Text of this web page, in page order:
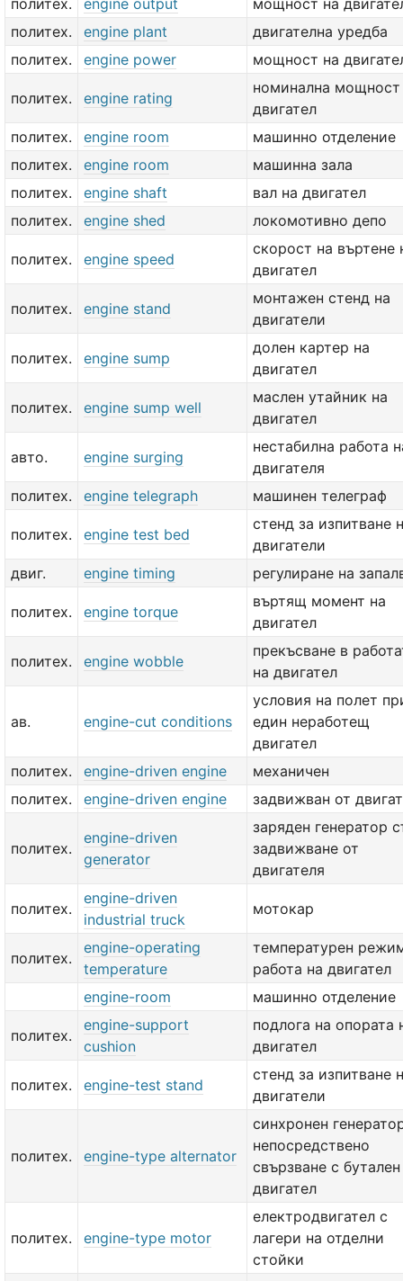
политех.
engine output
мощност на
политех.
engine plant
двигателна уредба
политех.
engine power мощност на
политех. engine rating
номинална мощност
двигател
политех.
engine room
машинно отделение
политех.
engine room
машинна зала
политех.
engine shaft
вал на двигател
политех.
engine shed локомотивно депо
политех. engine speed
скорост на въртене
двигател
политех. engine stand
монтажен стенд на
двигатели
политех. engine sump
долен картер на
двигател
политех. engine sump well
маслен утайник на
двигател
авто. engine surging
нестабилна работа
двигателя
политех.
engine telegraph машинен телеграф
политех. engine test bed
стенд за изпитване
двигатели
двиг.
engine timing регулиране на
политех. engine torque
въртящ момент на
двигател
политех. engine wobble
прекъсване в
на двигател
ав. engine-cut conditions
условия на полет
един неработещ
двигател
политех.
engine-driven engine
механичен
политех.
engine-driven engine задвижван от
политех.
engine-driven
generator
заряден генератор
задвижване от
двигателя
политех.
engine-driven
industrial truck
мотокар
политех.
engine-operating
temperature
температурен
работа на двигател
engine-room
машинно отделение
политех.
engine-support
cushion
подлога на опората
двигател
политех. engine-test stand
стенд за изпитване
двигатели
политех. engine-type alternator
синхронен
непосредствено
свързване с бутален
двигател
политех. engine-type motor
електродвигател с
лагери на отделни
стойки